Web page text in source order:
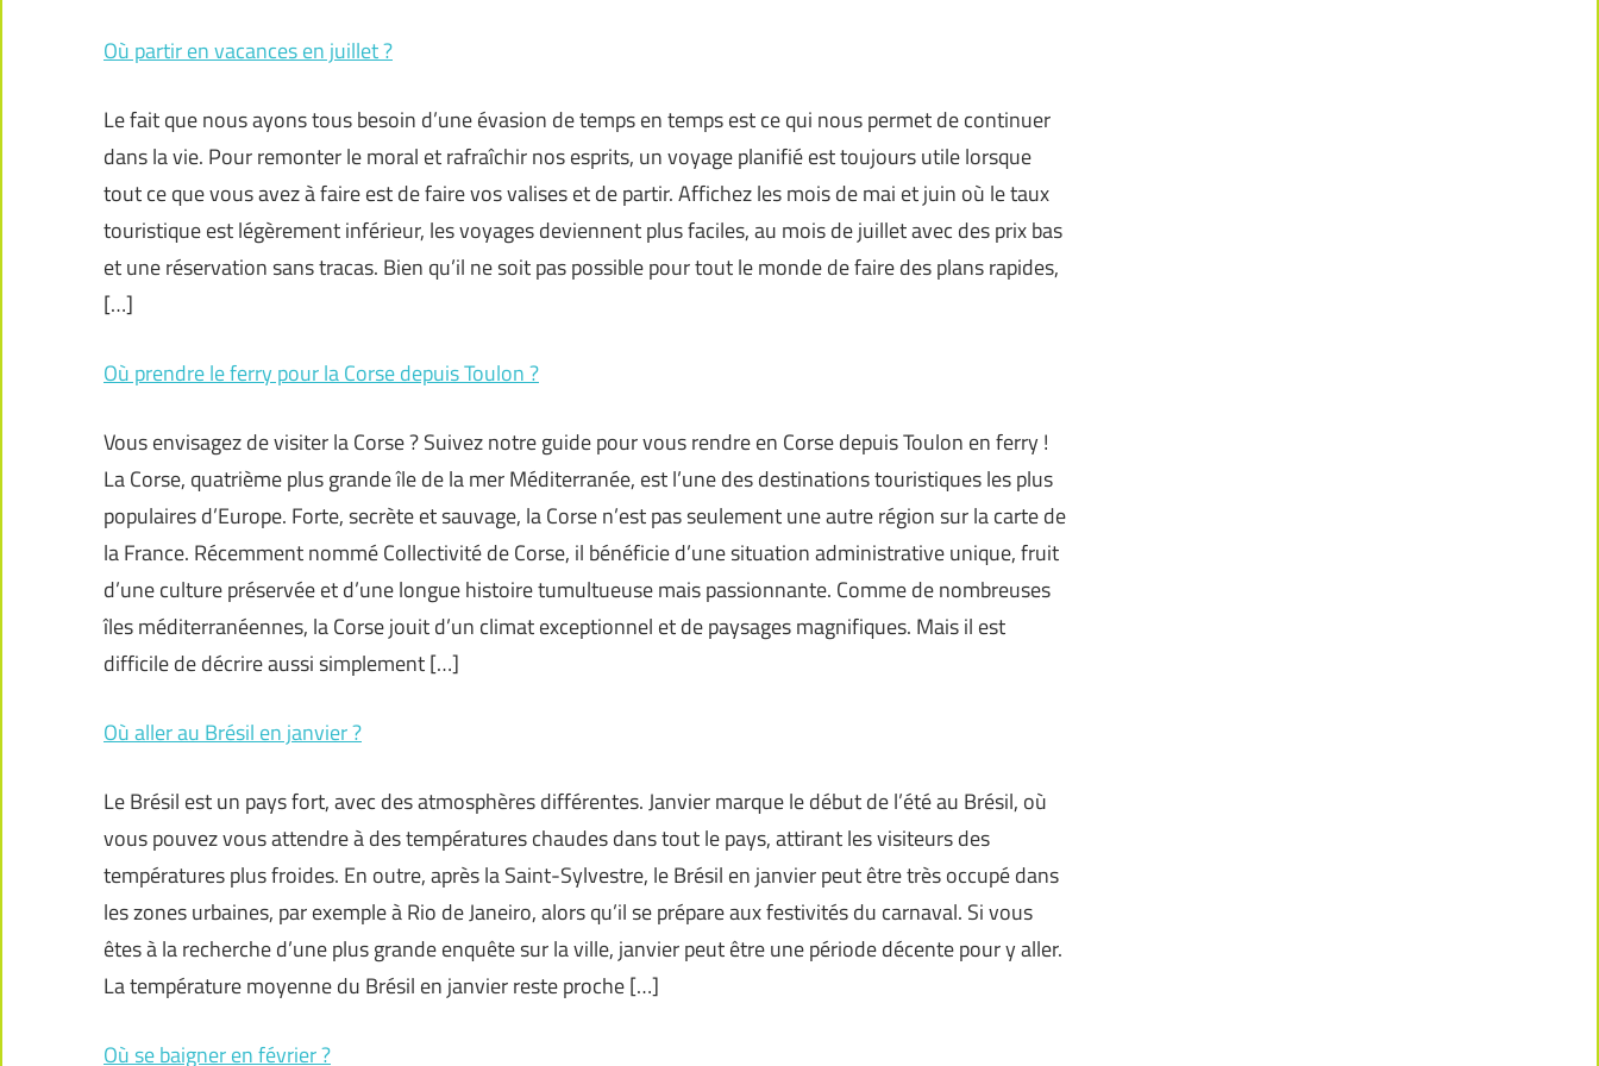
Où partir en vacances en juillet ?
Le fait que nous ayons tous besoin d’une évasion de temps en temps est ce qui nous permet de continuer
dans la vie. Pour remonter le moral et rafraîchir nos esprits, un voyage planifié est toujours utile lorsque
tout ce que vous avez à faire est de faire vos valises et de partir. Affichez les mois de mai et juin où le taux
touristique est légèrement inférieur, les voyages deviennent plus faciles, au mois de juillet avec des prix bas
et une réservation sans tracas. Bien qu’il ne soit pas possible pour tout le monde de faire des plans rapides,
[…]
Où prendre le ferry pour la Corse depuis Toulon ?
Vous envisagez de visiter la Corse ? Suivez notre guide pour vous rendre en Corse depuis Toulon en ferry !
La Corse, quatrième plus grande île de la mer Méditerranée, est l’une des destinations touristiques les plus
populaires d’Europe. Forte, secrète et sauvage, la Corse n’est pas seulement une autre région sur la carte de
la France. Récemment nommé Collectivité de Corse, il bénéficie d’une situation administrative unique, fruit
d’une culture préservée et d’une longue histoire tumultueuse mais passionnante. Comme de nombreuses
îles méditerranéennes, la Corse jouit d’un climat exceptionnel et de paysages magnifiques. Mais il est
difficile de décrire aussi simplement […]
Où aller au Brésil en janvier ?
Le Brésil est un pays fort, avec des atmosphères différentes. Janvier marque le début de l’été au Brésil, où
vous pouvez vous attendre à des températures chaudes dans tout le pays, attirant les visiteurs des
températures plus froides. En outre, après la Saint-Sylvestre, le Brésil en janvier peut être très occupé dans
les zones urbaines, par exemple à Rio de Janeiro, alors qu’il se prépare aux festivités du carnaval. Si vous
êtes à la recherche d’une plus grande enquête sur la ville, janvier peut être une période décente pour y aller.
La température moyenne du Brésil en janvier reste proche […]
Où se baigner en février ?